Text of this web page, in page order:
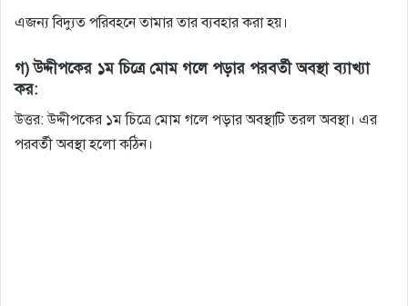
এজন্য বিদ্যুত পরিবহনে তামার তার ব্যবহার করা হয়।
গ) উদ্দীপকের ১ম চিত্রে মােম গলে পড়ার পরবর্তী অবস্থা ব্যাখ্যা
কর:
উত্তর: উদ্দীপকের ১ম চিত্রে মোম গলে পড়ার অবস্থাটি তরল অবস্থা। এর
পরবর্তী অবস্থা হলো কঠিন।